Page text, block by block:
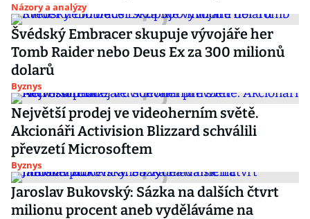
Názory a analýzy
Švédský Embracer skupuje vývojáře her
Tomb Raider nebo Deus Ex za 300 milionů
dolarů
Byznys
Největší prodej ve videoherním světě.
Akcionáři Activision Blizzard schválili
převzetí Microsoftem
Byznys
Jaroslav Bukovský: Sázka na dalších čtvrt
milionu procent aneb vyděláváme na